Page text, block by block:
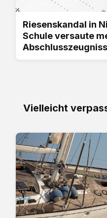
Riesenskandal in
Schule versaute
Vielleicht